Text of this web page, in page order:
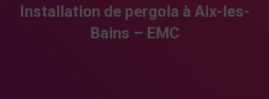
Installation de pergola à Aix-les-
Bains – EMC